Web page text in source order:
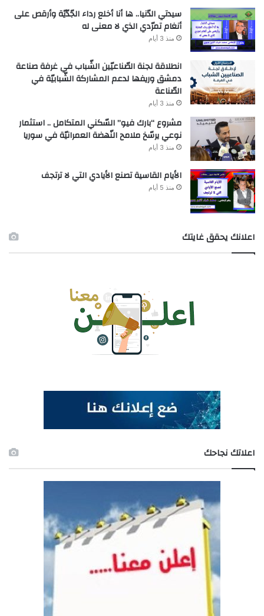
سيدتي الدّنيا.. ها أنا أخلع رداء الجّدّيّة وأرقص على
أنغام تمرّدي الذي لا معنى له
منذ 3 أيام
انطلاقة لجنة الصّناعيّين الشّباب في غرفة صناعة
دمشق وريفها لدعم المشاركة الشّبابيّة في
الصّناعة
منذ 3 أيام
مشروع “بارك فيو” السّكني المتكامل .. استثمار
نوعي يرسّخ ملامح النّهضة العمرانيّة في سوريا
منذ 3 أيام
الأيام القاسية تصنع الأيادي التي لا ترتجف
منذ 5 أيام
اعلانك يحقق غايتك
اعلاتك نجاحك